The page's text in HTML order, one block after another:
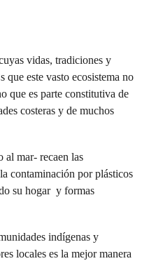
vidas, tradiciones y
que este vasto ecosistema no
que es parte constitutiva de
costeras y de muchos
al mar- recaen las
contaminación por plásticos
su hogar y formas
indígenas y
locales es la mejor manera